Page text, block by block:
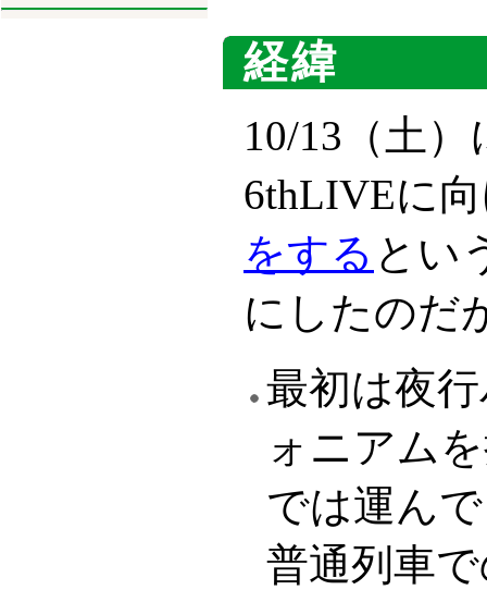
経緯
10/13（土
6thLIVEに
をする とい
にしたのだ
最初は夜
ォニアム
では運ん
普通列車